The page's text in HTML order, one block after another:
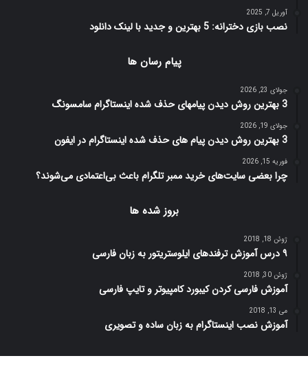
آوریل 7, 2025
نصب بازی دخترانه: 5 بهترین و جدید با لینک دانلود
پیام رسان ها
جولای 23, 2026
3 بهترین روش دیدن پیامهای حذف شده اینستاگرام سامسونگ
جولای 19, 2026
3 بهترین روش دیدن پیام های حذف شده اینستاگرام در ایفون
فوریه 15, 2026
چرا بعضی سایت‌های خرید ممبر تلگرام باعث بی‌اعتمادی می‌شوند؟
بروز شده ها
ژوئن 18, 2018
۹ درس آموزش ترفندهای ایلوستریتور به زبان فارسی
ژوئن 30, 2018
آموزش فارسی کردن کیبورد کامپیوتر و تایپ فارسی
می 13, 2018
آموزش نصب اینستاگرام به زبان ساده و تصویری